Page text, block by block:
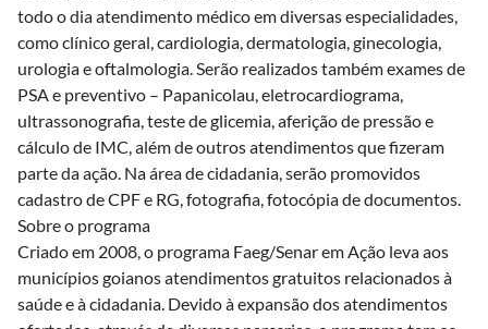
todo o dia atendimento médico em diversas especialidades,
como clínico geral, cardiologia, dermatologia, ginecologia,
urologia e oftalmologia. Serão realizados também exames de
PSA e preventivo – Papanicolau, eletrocardiograma,
ultrassonografia, teste de glicemia, aferição de pressão e
cálculo de IMC, além de outros atendimentos que fizeram
parte da ação. Na área de cidadania, serão promovidos
cadastro de CPF e RG, fotografia, fotocópia de documentos.
Sobre o programa
Criado em 2008, o programa Faeg/Senar em Ação leva aos
municípios goianos atendimentos gratuitos relacionados à
saúde e à cidadania. Devido à expansão dos atendimentos